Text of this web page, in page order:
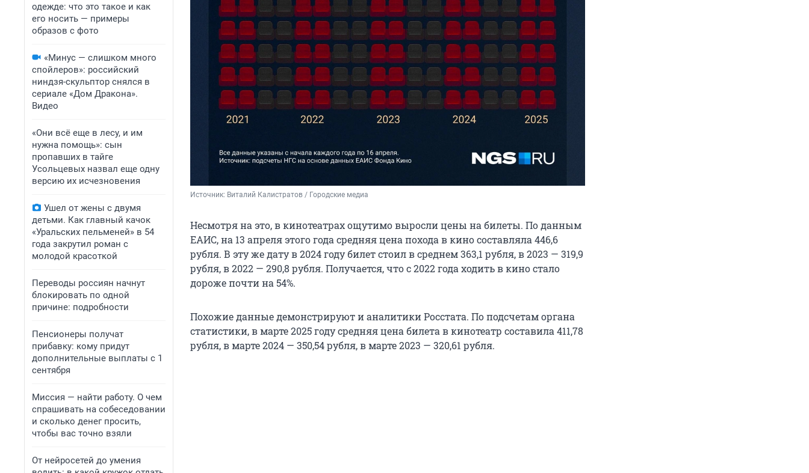
одежде: что это такое и как
его носить — примеры
образов с фото
«Минус — слишком много
спойлеров»: российский
ниндзя-скульптор снялся в
сериале «Дом Дракона».
Видео
«Они всё еще в лесу, и им
нужна помощь»: сын
пропавших в тайге
Усольцевых назвал еще одну
версию их исчезновения
Ушел от жены с двумя
детьми. Как главный качок
«Уральских пельменей» в 54
года закрутил роман с
молодой красоткой
Переводы россиян начнут
блокировать по одной
причине: подробности
Пенсионеры получат
прибавку: кому придут
дополнительные выплаты с 1
сентября
Миссия — найти работу. О чем
спрашивать на собеседовании
и сколько денег просить,
чтобы вас точно взяли
От нейросетей до умения
Источник: Виталий Калистратов / Городские медиа
Несмотря на это, в кинотеатрах ощутимо выросли цены на билеты. По данным
ЕАИС, на 13 апреля этого года средняя цена похода в кино составляла 446,6
рубля. В эту же дату в 2024 году билет стоил в среднем 363,1 рубля, в 2023 — 319,9
рубля, в 2022 — 290,8 рубля. Получается, что с 2022 года ходить в кино стало
дороже почти на 54%.
Похожие данные демонстрируют и аналитики Росстата. По подсчетам органа
статистики, в марте 2025 году средняя цена билета в кинотеатр составила 411,78
рубля, в марте 2024 — 350,54 рубля, в марте 2023 — 320,61 рубля.